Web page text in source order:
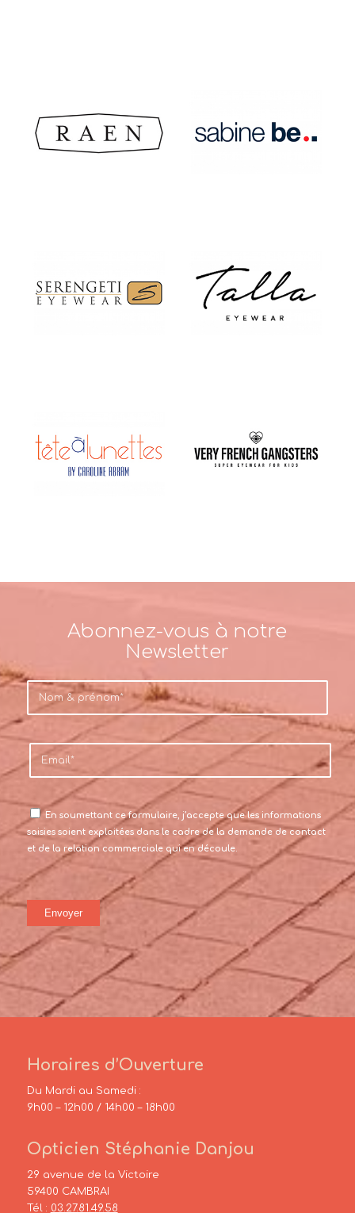
Abonnez-vous à notre
Newsletter
En soumettant ce formulaire, j’accepte que les informations
saisies soient exploitées dans le cadre de la demande de contact
et de la relation commerciale qui en découle.
Horaires d’Ouverture
Du Mardi au Samedi :
9h00 – 12h00 / 14h00 – 18h00
Opticien Stéphanie Danjou
29 avenue de la Victoire
59400 CAMBRAI
Tél : 03.27.81.49.58